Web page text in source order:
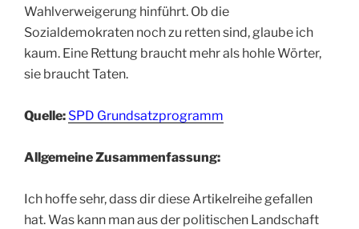
Wahlverweigerung hinführt. Ob die
Sozialdemokraten noch zu retten sind, glaube ich
kaum. Eine Rettung braucht mehr als hohle Wörter,
sie braucht Taten.
Quelle: SPD Grundsatzprogramm
Allgemeine Zusammenfassung:
Ich hoffe sehr, dass dir diese Artikelreihe gefallen
hat. Was kann man aus der politischen Landschaft